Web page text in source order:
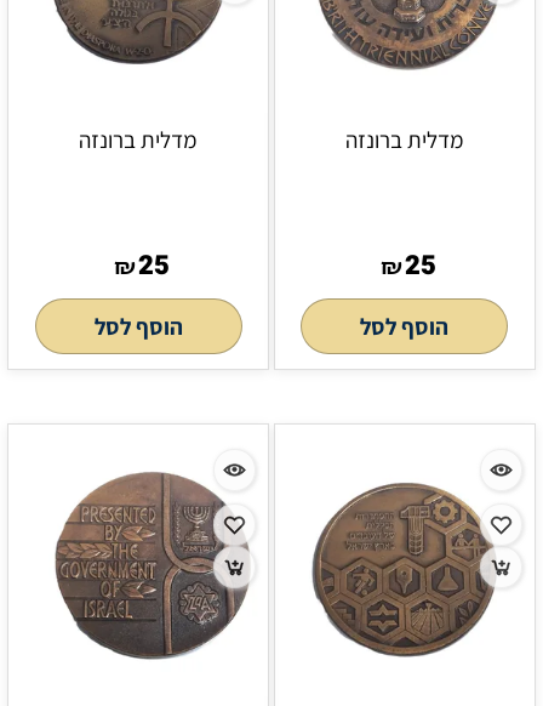
מדלית ברונזה
₪25
הוסף לסל
מדלית ברונזה
₪25
הוסף לסל